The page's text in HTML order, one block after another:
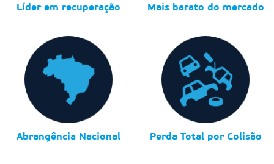
Líder em recuperação Mais barato do mercado
Abrangência Nacional Perda Total por Colisão